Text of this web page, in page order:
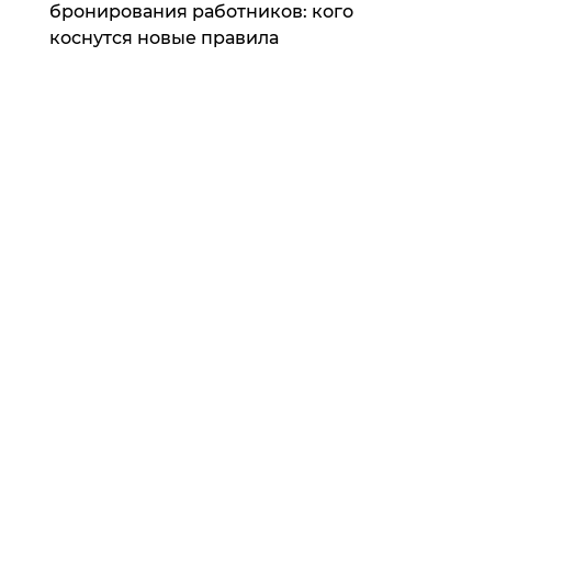
бронирования работников: кого
коснутся новые правила